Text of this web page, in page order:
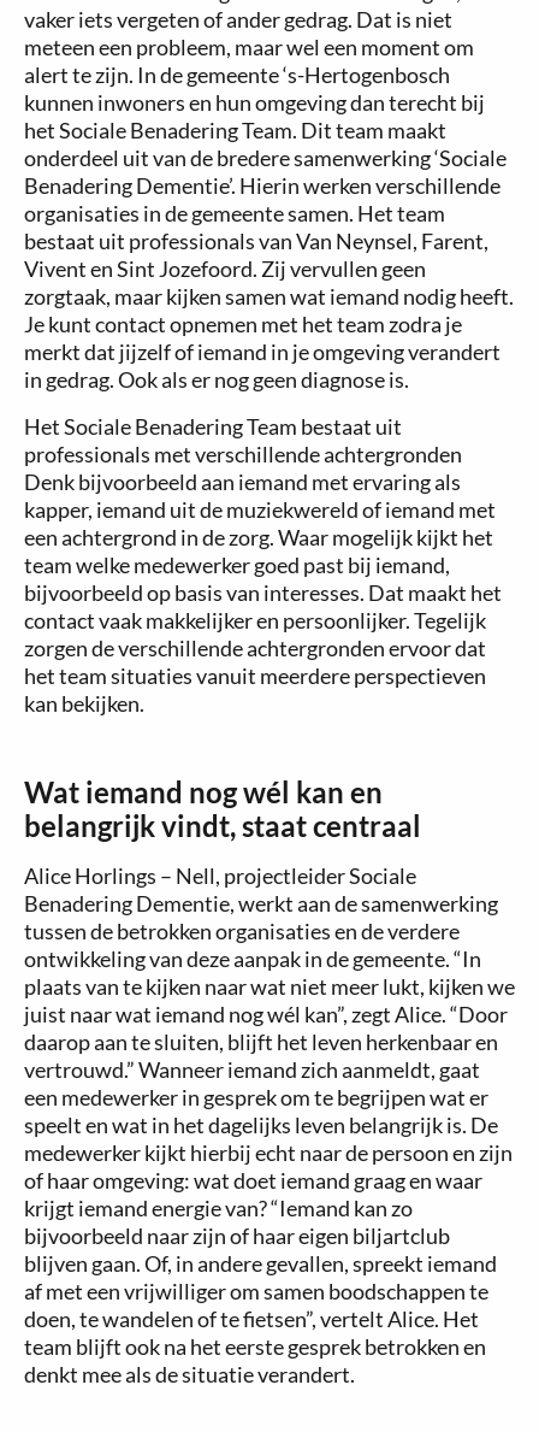
vaker iets vergeten of ander gedrag. Dat is niet
meteen een probleem, maar wel een moment om
alert te zijn. In de gemeente ‘s-Hertogenbosch
kunnen inwoners en hun omgeving dan terecht bij
het Sociale Benadering Team. Dit team maakt
onderdeel uit van de bredere samenwerking ‘Sociale
Benadering Dementie’. Hierin werken verschillende
organisaties in de gemeente samen. Het team
bestaat uit professionals van Van Neynsel, Farent,
Vivent en Sint Jozefoord. Zij vervullen geen
zorgtaak, maar kijken samen wat iemand nodig heeft.
Je kunt contact opnemen met het team zodra je
merkt dat jijzelf of iemand in je omgeving verandert
in gedrag. Ook als er nog geen diagnose is.
Het Sociale Benadering Team bestaat uit
professionals met verschillende achtergronden
Denk bijvoorbeeld aan iemand met ervaring als
kapper, iemand uit de muziekwereld of iemand met
een achtergrond in de zorg. Waar mogelijk kijkt het
team welke medewerker goed past bij iemand,
bijvoorbeeld op basis van interesses. Dat maakt het
contact vaak makkelijker en persoonlijker. Tegelijk
zorgen de verschillende achtergronden ervoor dat
het team situaties vanuit meerdere perspectieven
kan bekijken.
Wat iemand nog wél kan en
belangrijk vindt, staat centraal
Alice Horlings – Nell, projectleider Sociale
Benadering Dementie, werkt aan de samenwerking
tussen de betrokken organisaties en de verdere
ontwikkeling van deze aanpak in de gemeente. “In
plaats van te kijken naar wat niet meer lukt, kijken we
juist naar wat iemand nog wél kan”, zegt Alice. “Door
daarop aan te sluiten, blijft het leven herkenbaar en
vertrouwd.” Wanneer iemand zich aanmeldt, gaat
een medewerker in gesprek om te begrijpen wat er
speelt en wat in het dagelijks leven belangrijk is. De
medewerker kijkt hierbij echt naar de persoon en zijn
of haar omgeving: wat doet iemand graag en waar
krijgt iemand energie van? “Iemand kan zo
bijvoorbeeld naar zijn of haar eigen biljartclub
blijven gaan. Of, in andere gevallen, spreekt iemand
af met een vrijwilliger om samen boodschappen te
doen, te wandelen of te fietsen”, vertelt Alice. Het
team blijft ook na het eerste gesprek betrokken en
denkt mee als de situatie verandert.